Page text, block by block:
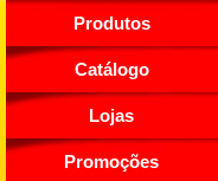
Produtos
Catálogo
Lojas
Promoções